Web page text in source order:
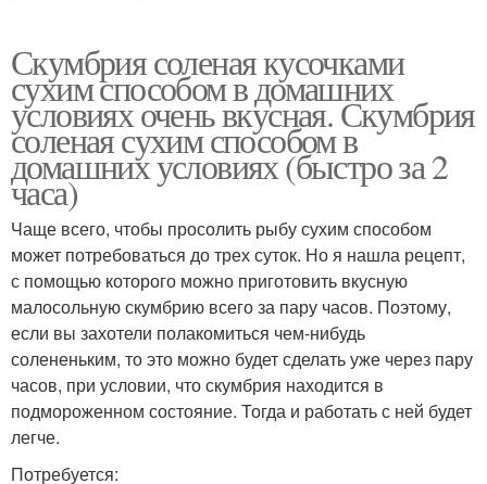
Скумбрия соленая кусочками
сухим способом в домашних
условиях очень вкусная. Скумбрия
соленая сухим способом в
домашних условиях (быстро за 2
часа)
Чаще всего, чтобы просолить рыбу сухим способом
может потребоваться до трех суток. Но я нашла рецепт,
с помощью которого можно приготовить вкусную
малосольную скумбрию всего за пару часов. Поэтому,
если вы захотели полакомиться чем-нибудь
солененьким, то это можно будет сделать уже через пару
часов, при условии, что скумбрия находится в
подмороженном состояние. Тогда и работать с ней будет
легче.
Потребуется: